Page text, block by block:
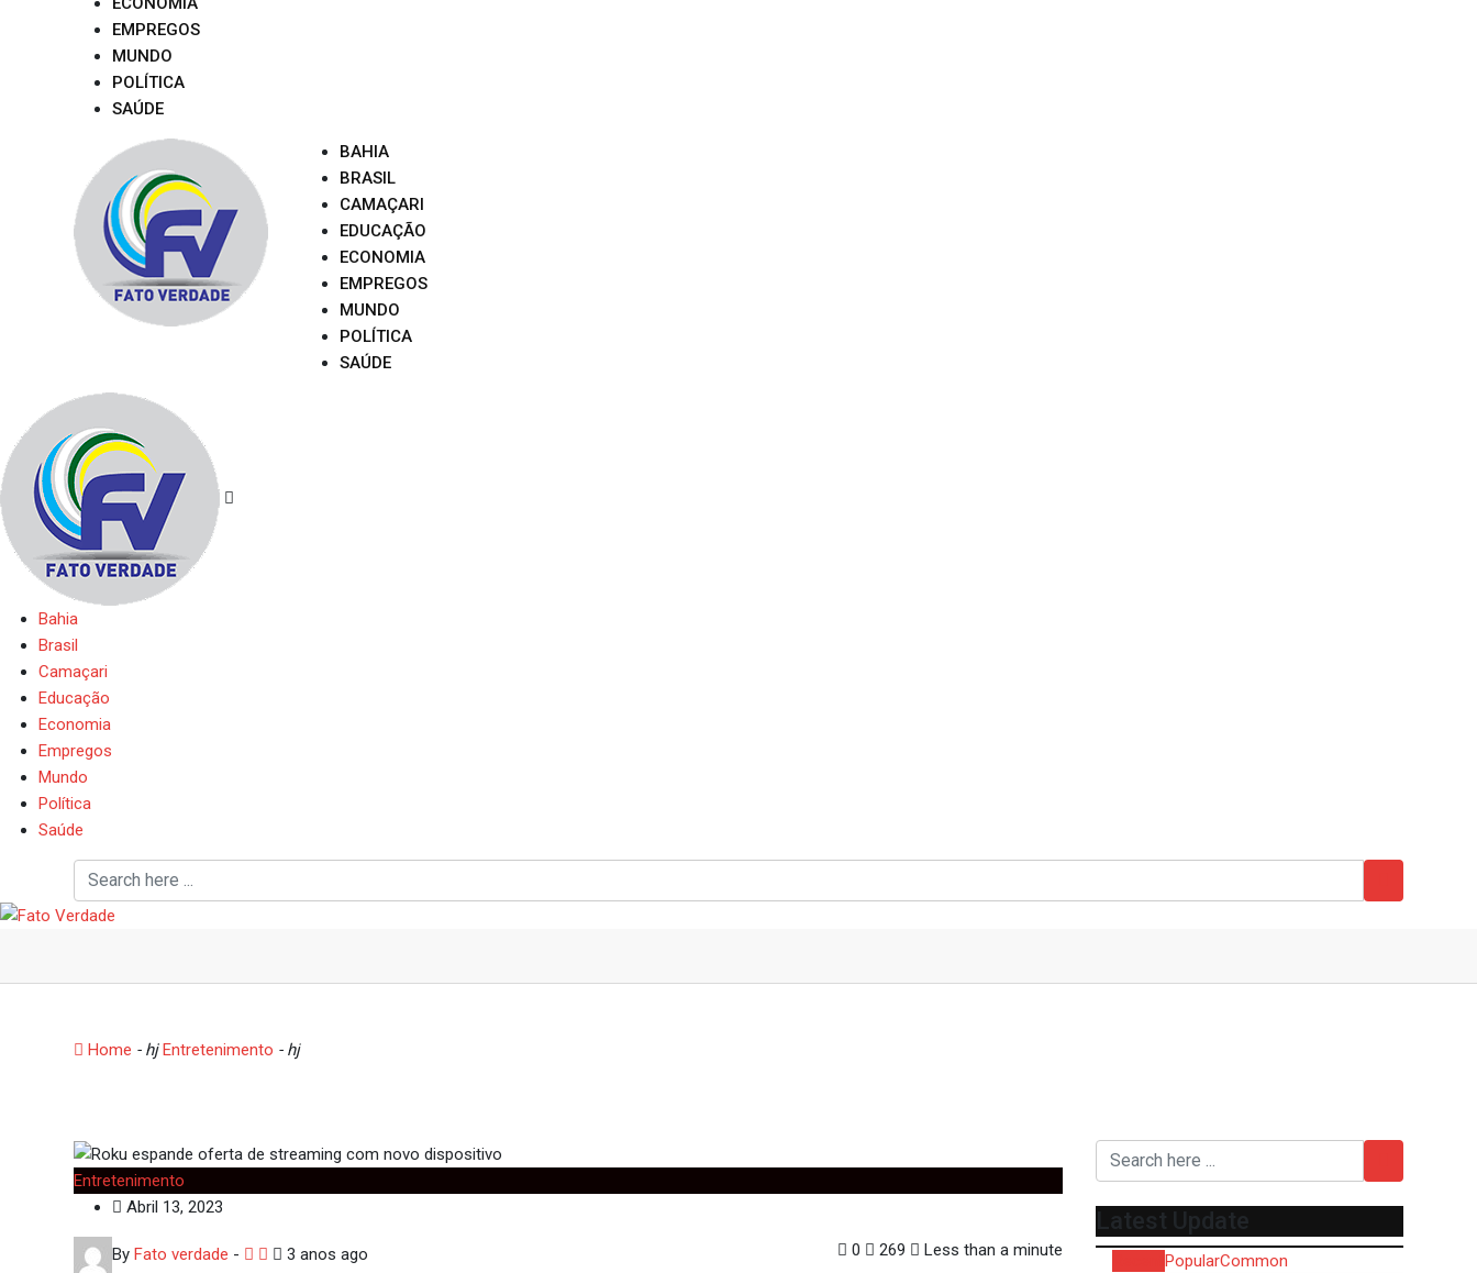
EMPREGOS
MUNDO
POLÍTICA
SAÚDE
BAHIA
BRASIL
CAMAÇARI
EDUCAÇÃO
ECONOMIA
EMPREGOS
MUNDO
POLÍTICA
SAÚDE
Bahia
Brasil
Camaçari
Educação
Economia
Empregos
Mundo
Política
Saúde
Home - hjEntretenimento - hjRoku espande oferta de streaming com novo dispositivo
Entretenimento
Abril 13, 2023
By Fato verdade - 3 anos ago 0 269
Less than a minute
Latest Update
PopularCommon